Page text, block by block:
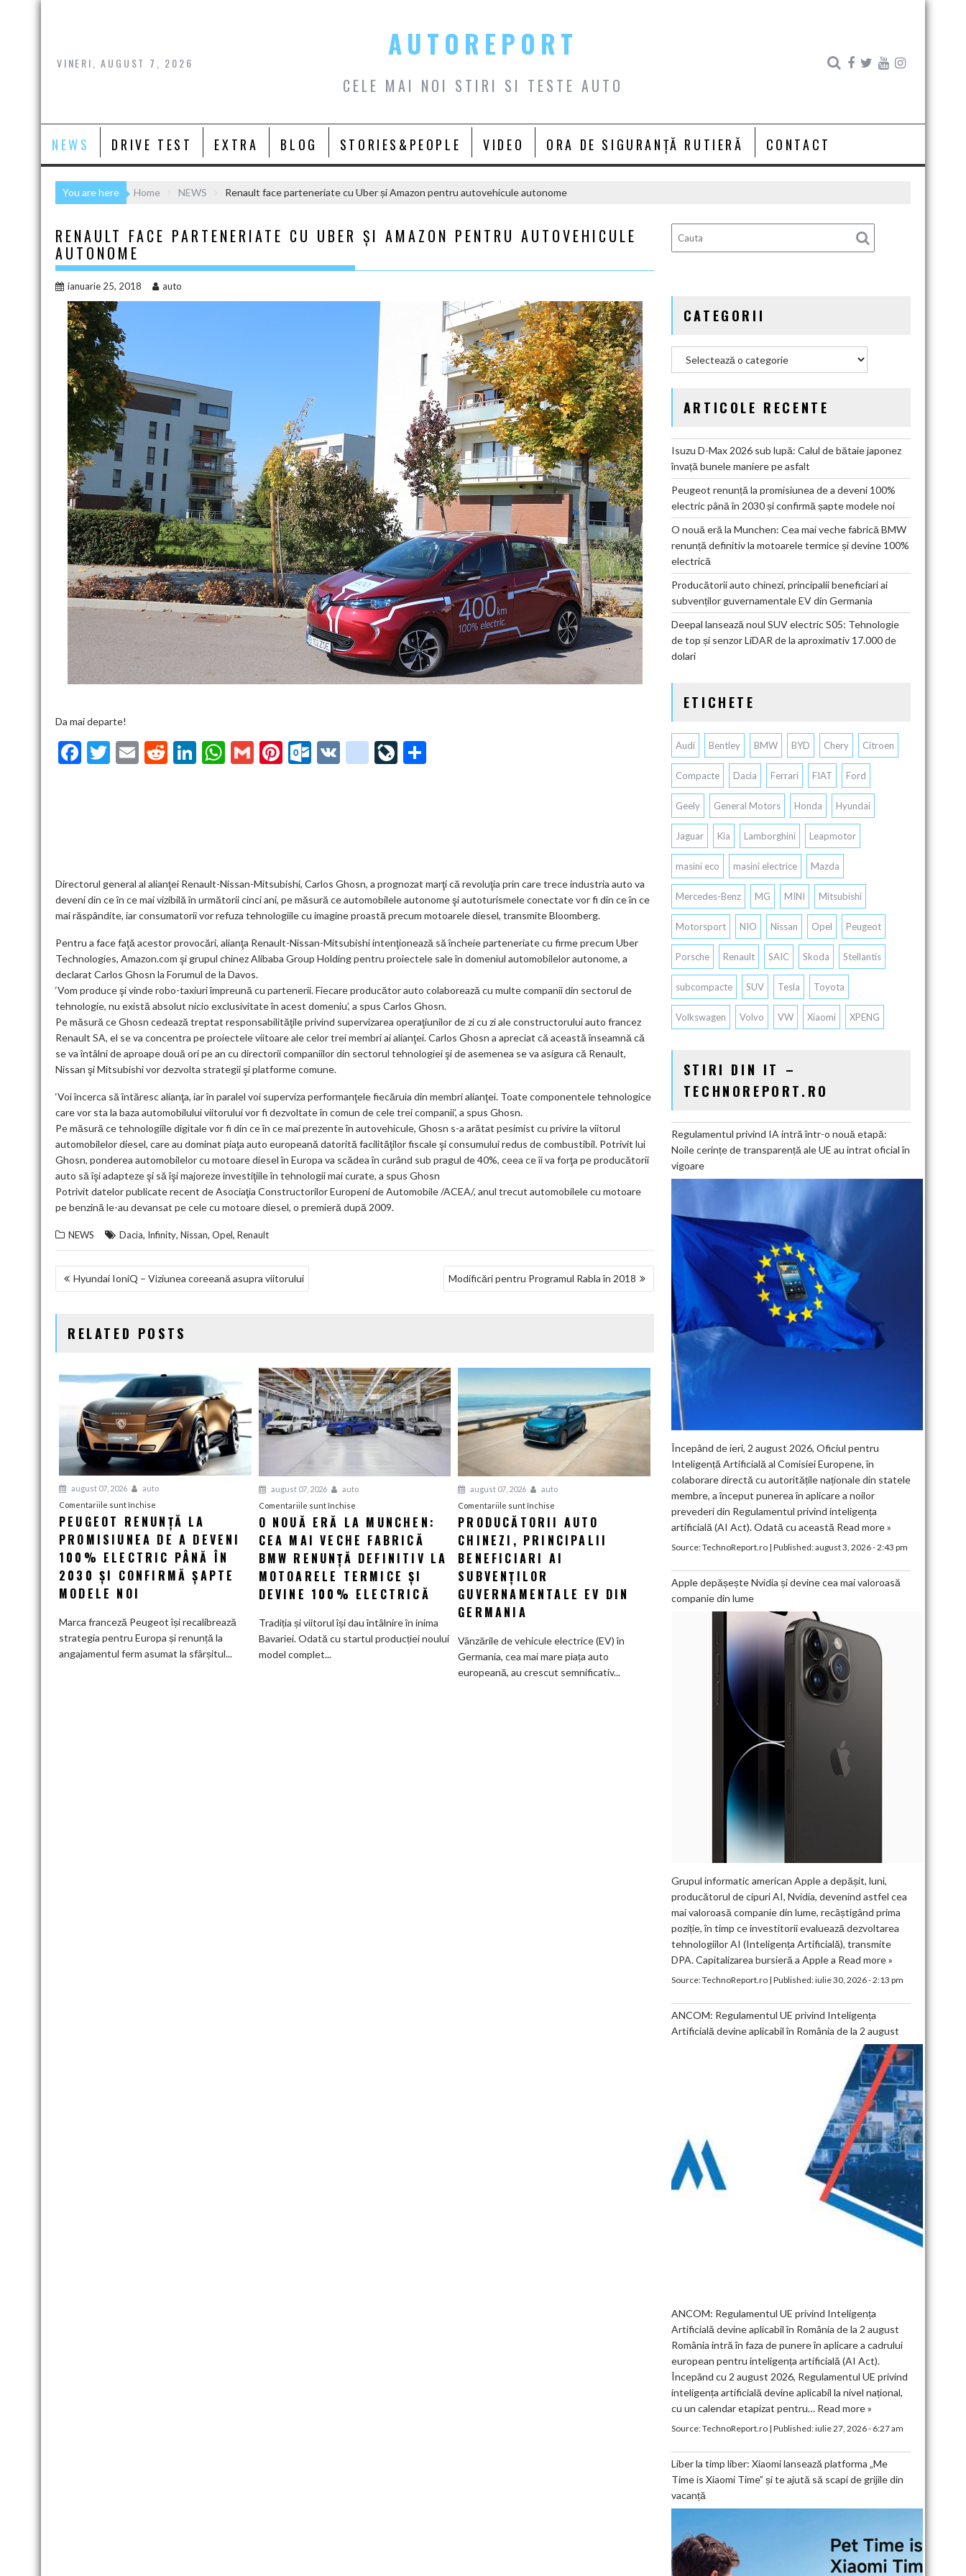
Skip
VINERI, AUGUST 7, 2026
AUTOREPORT
CELE MAI NOI STIRI SI TESTE AUTO
NEWS DRIVE TEST EXTRA BLOG STORIES&PEOPLE VIDEO ORA DE SIGURANȚĂ RUTIERĂ CONTACT
You are here Home NEWS Renault face parteneriate cu Uber și Amazon pentru autovehicule autonome
RENAULT FACE PARTENERIATE CU UBER ȘI AMAZON PENTRU AUTOVEHICULE
AUTONOME
ianuarie 25, 2018 auto
Da mai departe!
F
k
T
E
R
Li W
p
G
Pi O
m
V
g
o
o
k
m
ar
ks
Li
Directorul general al alianţei Renault-Nissan-Mitsubishi, Carlos Ghosn, a prognozat marţi că revoluţia prin care trece industria auto va
deveni din ce în ce mai vizibilă în următorii cinci ani, pe măsură ce automobilele autonome şi autoturismele conectate vor fi din ce în ce
mai răspândite, iar consumatorii vor refuza tehnologiile cu imagine proastă precum motoarele diesel, transmite Bloomberg.
Pentru a face faţă acestor provocări, alianţa Renault-Nissan-Mitsubishi intenţionează să încheie parteneriate cu firme precum Uber
Technologies, Amazon.com şi grupul chinez Alibaba Group Holding pentru proiectele sale în domeniul automobilelor autonome, a
declarat Carlos Ghosn la Forumul de la Davos.
‘Vom produce şi vinde robo-taxiuri împreună cu partenerii. Fiecare producător auto colaborează cu multe companii din sectorul de
tehnologie, nu există absolut nicio exclusivitate în acest domeniu’, a spus Carlos Ghosn.
Pe măsură ce Ghosn cedează treptat responsabilităţile privind supervizarea operaţiunilor de zi cu zi ale constructorului auto francez
Renault SA, el se va concentra pe proiectele viitoare ale celor trei membri ai alianţei. Carlos Ghosn a apreciat că această înseamnă că
se va întâlni de aproape două ori pe an cu directorii companiilor din sectorul tehnologiei şi de asemenea se va asigura că Renault,
Nissan şi Mitsubishi vor dezvolta strategii şi platforme comune.
‘Voi încerca să întăresc alianţa, iar în paralel voi superviza performanţele fiecăruia din membri alianţei. Toate componentele tehnologice
care vor sta la baza automobilului viitorului vor fi dezvoltate în comun de cele trei companii’, a spus Ghosn.
Pe măsură ce tehnologiile digitale vor fi din ce în ce mai prezente în autovehicule, Ghosn s-a arătat pesimist cu privire la viitorul
automobilelor diesel, care au dominat piaţa auto europeană datorită facilităţilor fiscale şi consumului redus de combustibil. Potrivit lui
Ghosn, ponderea automobilelor cu motoare diesel în Europa va scădea în curând sub pragul de 40%, ceea ce îi va forţa pe producătorii
auto să îşi adapteze şi să îşi majoreze investiţiile în tehnologii mai curate, a spus Ghosn
Potrivit datelor publicate recent de Asociaţia Constructorilor Europeni de Automobile /ACEA/, anul trecut automobilele cu motoare
pe benzină le-au devansat pe cele cu motoare diesel, o premieră după 2009.
NEWS Dacia, Infinity, Nissan, Opel, Renault
NAVIGARE
ARTICOLE
Hyundai IoniQ – Viziunea coreeană asupra viitorului Modificări pentru Programul Rabla în 2018
RELATED POSTS
august 07, 2026
auto
Comentariile sunt închise
Peugeot
renunță
la
promisiunea
de
electric
PEUGEOT RENUNȚĂ LA
PROMISIUNEA DE A DEVENI
100% ELECTRIC PÂNĂ ÎN
2030 ȘI CONFIRMĂ ȘAPTE
MODELE NOI
Marca franceză Peugeot își recalibrează
strategia pentru Europa și renunță la
angajamentul ferm asumat la sfârșitul...
august 07, 2026
auto
Comentariile sunt închisepentru
O
nouă
eră
Munchen:
Cea
fabrică
O NOUĂ ERĂ LA MUNCHEN:
CEA MAI VECHE FABRICĂ
BMW RENUNȚĂ DEFINITIV LA
MOTOARELE TERMICE ȘI
DEVINE 100% ELECTRICĂ
Tradiția și viitorul își dau întâlnire în inima
Bavariei. Odată cu startul producției noului
model complet...
august 07, 2026
auto
Comentariile sunt închise
Producătorii
auto
chinezi,
ai
EV
din
Germania
PRODUCĂTORII AUTO
CHINEZI, PRINCIPALII
BENEFICIARI AI
SUBVENȚILOR
GUVERNAMENTALE EV DIN
GERMANIA
Vânzările de vehicule electrice (EV) în
Germania, cea mai mare piața auto
europeană, au crescut semnificativ...
CATEGORII
ARTICOLE RECENTE
Isuzu D-Max 2026 sub lupă: Calul de bătaie japonez
învață bunele maniere pe asfalt
Peugeot renunță la promisiunea de a deveni 100%
electric până în 2030 și confirmă șapte modele noi
O nouă eră la Munchen: Cea mai veche fabrică BMW
renunță definitiv la motoarele termice și devine 100%
electrică
Producătorii auto chinezi, principalii beneficiari ai
subvenților guvernamentale EV din Germania
Deepal lansează noul SUV electric S05: Tehnologie
de top și senzor LiDAR de la aproximativ 17.000 de
dolari
ETICHETE
Audi Bentley BMW BYD Chery Citroen
Compacte Dacia Ferrari FIAT Ford
Geely General Motors Honda Hyundai
Jaguar Kia Lamborghini Leapmotor
masini eco masini electrice Mazda
Mercedes-Benz MG MINI Mitsubishi
Motorsport NIO Nissan Opel Peugeot
Porsche Renault SAIC Skoda Stellantis
subcompacte SUV Tesla Toyota
Volkswagen Volvo VW Xiaomi XPENG
STIRI DIN IT –
TECHNOREPORT.RO
Regulamentul privind IA intră într-o nouă etapă:
Noile cerințe de transparență ale UE au intrat oficial în
vigoare
Începând de ieri, 2 august 2026, Oficiul pentru
Inteligență Artificială al Comisiei Europene, în
colaborare directă cu autoritățile naționale din statele
membre, a început punerea în aplicare a noilor
prevederi din Regulamentul privind inteligența
artificială (AI Act). Odată cu această Read more »
Source:TechnoReport.ro| Published:august 3, 2026 - 2:43 pm
Apple depășește Nvidia și devine cea mai valoroasă
companie din lume
Grupul informatic american Apple a depășit, luni,
producătorul de cipuri AI, Nvidia, devenind astfel cea
mai valoroasă companie din lume, recâștigând prima
poziție, în timp ce investitorii evaluează dezvoltarea
tehnologiilor AI (Inteligența Artificială), transmite
DPA. Capitalizarea bursieră a Apple a Read more »
Source:TechnoReport.ro| Published:iulie 30, 2026 - 2:13 pm
ANCOM: Regulamentul UE privind Inteligența
Artificială devine aplicabil în România de la 2 august
ANCOM: Regulamentul UE privind Inteligența
Artificială devine aplicabil în România de la 2 august
România intră în faza de punere în aplicare a cadrului
european pentru inteligența artificială (AI Act).
Începând cu 2 august 2026, Regulamentul UE privind
inteligența artificială devine aplicabil la nivel național,
cu un calendar etapizat pentru… Read more »
Source:TechnoReport.ro| Published:iulie 27, 2026 - 6:27 am
Liber la timp liber: Xiaomi lansează platforma „Me
Time is Xiaomi Time” și te ajută să scapi de grijile din
vacanță